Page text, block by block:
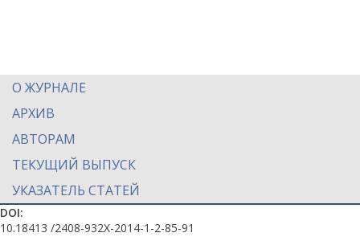
О ЖУРНАЛЕ
АРХИВ
АВТОРАМ
ТЕКУЩИЙ ВЫПУСК
УКАЗАТЕЛЬ СТАТЕЙ
DOI:
10.18413 /2408-932X-2014-1-2-85-91